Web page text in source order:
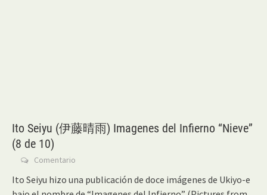
Ito Seiyu (伊藤晴雨) Imagenes del Infierno “Nieve”
(8 de 10)
Comentario
Ito Seiyu hizo una publicación de doce imágenes de Ukiyo-e